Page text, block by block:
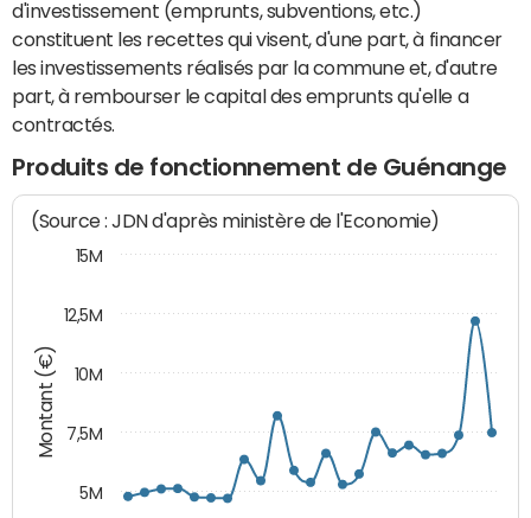
d'investissement (emprunts, subventions, etc.)
constituent les recettes qui visent, d'une part, à financer
les investissements réalisés par la commune et, d'autre
part, à rembourser le capital des emprunts qu'elle a
contractés.
Produits de fonctionnement de Guénange
Montant (€)
(Source : JDN d'après ministère de l'Economie)
10M
5M
7,5M
12,5M
15M